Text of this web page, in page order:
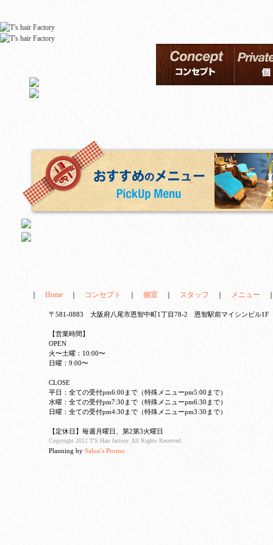
Home コンセプト 個室 スタッフ メニュー
〒581-0883 大阪府八尾市恩智中町1丁目78-2 恩智駅前マイシンビル
【営業時間】
OPEN
火〜土曜：10:00〜
日曜：9:00〜
CLOSE
平日：全ての受付pm6:00まで（特殊メニューpm5:00まで）
水曜：全ての受付pm7:30まで（特殊メニューpm6:30まで）
日曜：全ての受付pm4:30まで（特殊メニューpm3:30まで）
【定休日】毎週月曜日、第2第3火曜日
Copyright 2012 T'S Hair factory. All Rights Reserved.
Planning by Salon's Promo